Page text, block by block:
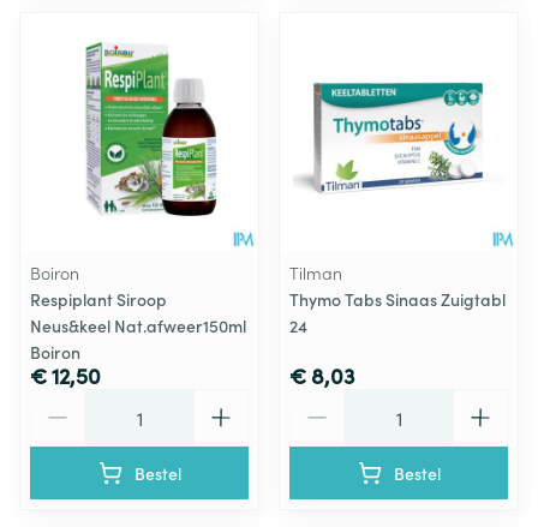
Boiron
Respiplant Siroop
Neus&keel Nat.afweer150ml
Boiron
€ 12,50
Bestel
Tilman
Thymo Tabs Sinaas Zuigtabl
24
€ 8,03
Bestel